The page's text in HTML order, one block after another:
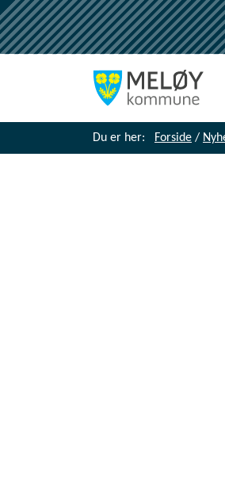
Du er her: Forside /